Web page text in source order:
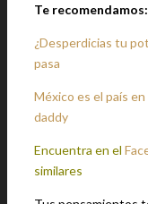
Te recomendamos:
¿Desperdicias tu
pasa
México es el país
daddy
Encuentra en el
similares